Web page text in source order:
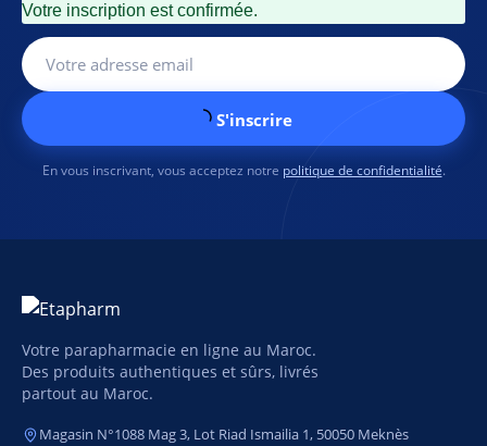
Votre inscription est confirmée.
S'inscrire
En vous inscrivant, vous acceptez notre politique de confidentialité.
Votre parapharmacie en ligne au Maroc.
Des produits authentiques et sûrs, livrés
partout au Maroc.
Magasin N°1088 Mag 3, Lot Riad Ismailia 1, 50050 Meknès